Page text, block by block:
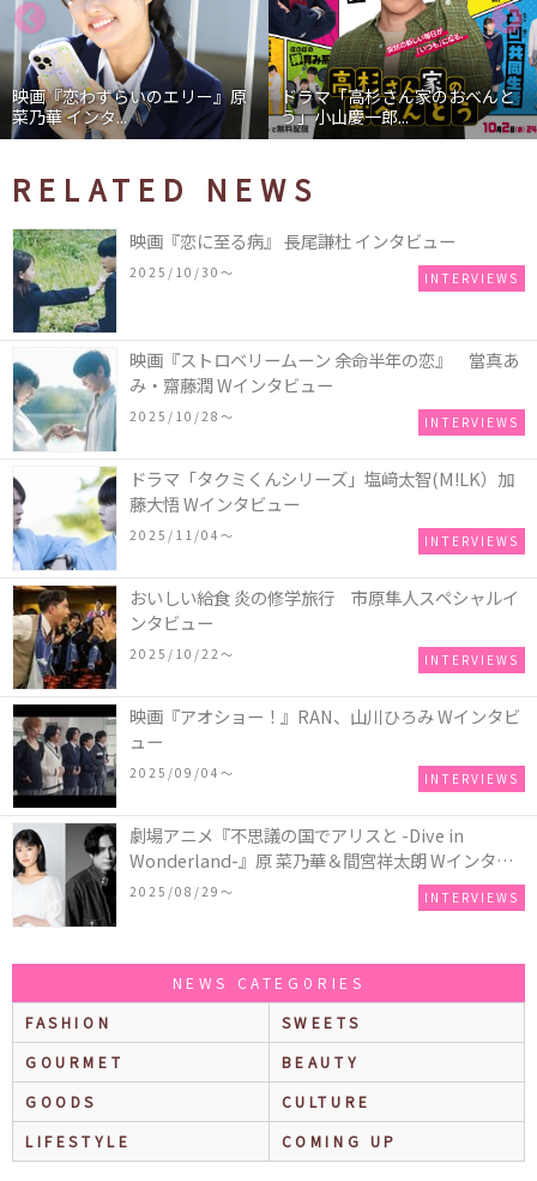
映画『恋わずらいのエリー』原
菜乃華 インタ...
ドラマ「高杉さん家のおべんと
う」小山慶一郎...
RELATED NEWS
映画『恋に至る病』 長尾謙杜 インタビュー
2025/10/30〜 INTERVIEWS
映画『ストロベリームーン 余命半年の恋』 當真あ
み・齋藤潤 Wインタビュー
2025/10/28〜 INTERVIEWS
ドラマ「タクミくんシリーズ」塩﨑太智(M!LK）加
藤大悟 Wインタビュー
2025/11/04〜 INTERVIEWS
おいしい給食 炎の修学旅行 市原隼人スペシャルイ
ンタビュー
2025/10/22〜 INTERVIEWS
映画『アオショー！』RAN、山川ひろみ Wインタビ
ュー
2025/09/04〜 INTERVIEWS
劇場アニメ『不思議の国でアリスと -Dive in
Wonderland-』原 菜乃華＆間宮祥太朗 Wインタビ
ュー
2025/08/29〜 INTERVIEWS
NEWS CATEGORIES
FASHION
SWEETS
GOURMET
BEAUTY
GOODS
CULTURE
LIFESTYLE
COMING UP